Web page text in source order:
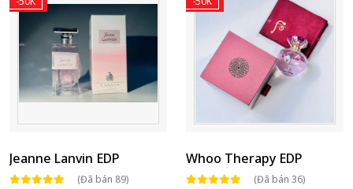
Jeanne Lanvin EDP
(Đã bán 89)
Whoo Therapy EDP
(Đã bán 36)